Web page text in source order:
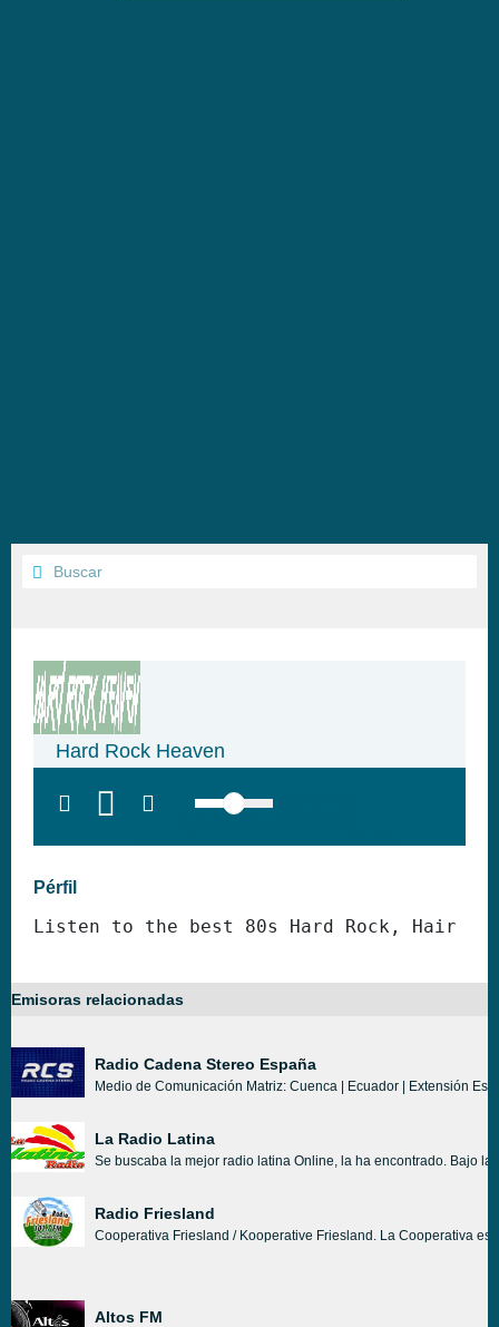
Hard Rock Heaven
height:28px; background:#005f79;'
Pérfil
Listen to the best 80s Hard Rock, Hair
Emisoras relacionadas
Radio Cadena Stereo España
Medio de Comunicación Matriz: Cuenca | Ecuador | Extensión
La Radio Latina
Se buscaba la mejor radio latina Online, la ha encontrado. Bajo
Radio Friesland
Cooperativa Friesland / Kooperative Friesland. La Cooperativa
Altos FM